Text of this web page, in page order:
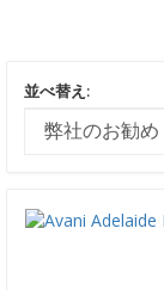
並べ替え: